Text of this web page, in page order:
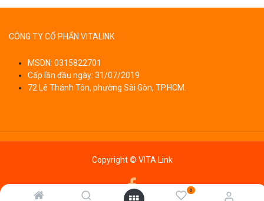
0
CÔNG TY CỔ PHẨN VITALINK
MSDN: 0315822701
Cấp lần đầu ngày: 31/07/2019
72 Lê Thánh Tôn, phường Sài Gòn, TP.HCM.
Copyright © VITA Link